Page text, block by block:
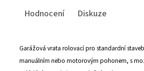
Hodnocení
Diskuze
Garážová vrata rolovací pro standardní
manuálním nebo motorovým pohonem, s